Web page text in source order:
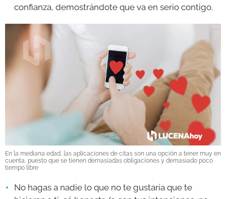
confianza, demostrándote que va en serio contigo.
En la mediana edad, las aplicaciones de citas son una opción a tener muy en
cuenta, puesto que se tienen demasiadas obligaciones y demasiado poco
tiempo libre
No hagas a nadie lo que no te gustaría que te